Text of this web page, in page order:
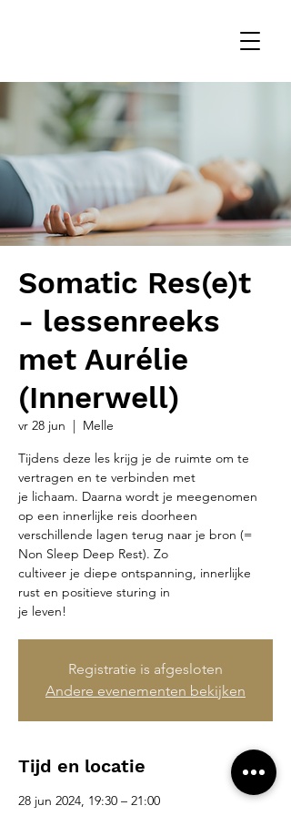
Somatic Res(e)t
- lessenreeks
met Aurélie
(Innerwell)
vr 28 jun
  |
Melle
Tijdens deze les krijg je de ruimte om te
vertragen en te verbinden met
je lichaam. Daarna wordt je meegenomen
op een innerlijke reis doorheen
verschillende lagen terug naar je bron (=
Non Sleep Deep Rest). Zo
cultiveer je diepe ontspanning, innerlijke
rust en positieve sturing in
je leven!
Registratie is afgesloten
Andere evenementen bekijken
Tijd en locatie
28 jun 2024, 19:30 – 21:00